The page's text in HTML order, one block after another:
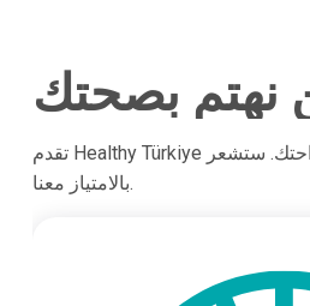
نهتم بصحتك
تقدم Healthy Türkiye الأفضل لصحتك وراحتك. ستشعر
بالامتياز معنا.